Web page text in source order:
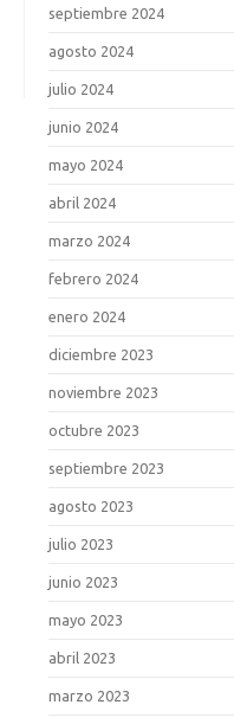
septiembre 2024
agosto 2024
julio 2024
junio 2024
mayo 2024
abril 2024
marzo 2024
febrero 2024
enero 2024
diciembre 2023
noviembre 2023
octubre 2023
septiembre 2023
agosto 2023
julio 2023
junio 2023
mayo 2023
abril 2023
marzo 2023